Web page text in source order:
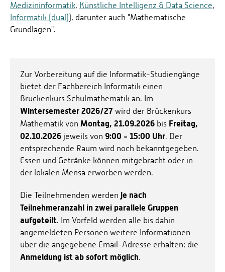
Medizininformatik, Künstliche Intelligenz & Data Science,
Informatik (dual)), darunter auch "Mathematische
Grundlagen".
Zur Vorbereitung auf die Informatik-Studiengänge
bietet der Fachbereich Informatik einen
Brückenkurs Schulmathematik an. Im
Wintersemester 2026/27 wird der Brückenkurs
Mathematik von Montag, 21.09.2026 bis Freitag,
02.10.2026 jeweils von 9:00 - 15:00 Uhr. Der
entsprechende Raum wird noch bekanntgegeben.
Essen und Getränke können mitgebracht oder in
der lokalen Mensa erworben werden.
Die Teilnehmenden werden je nach
Teilnehmeranzahl in zwei parallele Gruppen
aufgeteilt. Im Vorfeld werden alle bis dahin
angemeldeten Personen weitere Informationen
über die angegebene Email-Adresse erhalten; die
Anmeldung ist ab sofort möglich.